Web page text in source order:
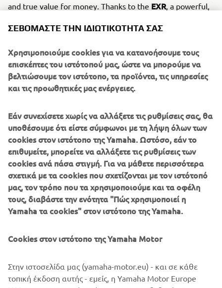
and true value for money. Thanks to the EXR, a powerful,
handle. The list of unique features includes its new hull
NanoXcel2 material, delivering faster speeds and
acceleration, as well as agile handling - and our cutting-
edge RiDE™ technology, the intuitive, simple to use
control system which has already revolutionised
ΣΕΒΌΜΑΣΤΕ ΤΗΝ ΙΔΙΩΤΙΚΌΤΗΤΆ ΣΑΣ
Χρησιμοποιούμε cookies για να κατανοήσουμε τους
επισκέπτες του ιστότοπού μας, ώστε να μπορούμε να
βελτιώσουμε τον ιστότοπο, τα προϊόντα, τις υπηρεσίες
και τις προωθητικές μας ενέργειες.
Εάν συνεχίσετε χωρίς να αλλάξετε τις ρυθμίσεις σας, θα
υποθέσουμε ότι είστε σύμφωνοι με τη λήψη όλων των
cookies στον ιστότοπο της Yamaha. Ωστόσο, εάν το
επιθυμείτε, μπορείτε να αλλάξετε τις ρυθμίσεις των
cookies ανά πάσα στιγμή. Για να μάθετε περισσότερα
σχετικά με τα cookies που σχετίζονται με τον ιστότοπό
μας, τον τρόπο που τα χρησιμοποιούμε και τα οφέλη
τους, διαβάστε την ενότητα "Πώς χρησιμοποιεί η
Yamaha τα cookies" στον ιστότοπο της Yamaha.
Cookies στον ιστότοπο της Yamaha Motor
Στην ιστοσελίδα μας (yamaha-motor.eu) - και σε κάθε
τοπική έκδοση αυτής - εμείς, η Yamaha Motor Europe